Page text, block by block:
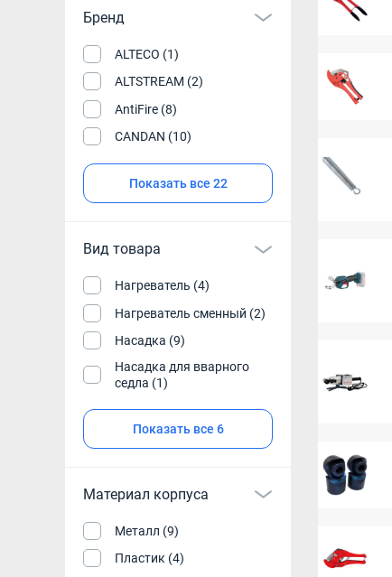
Бренд
ALTECO (1)
ALTSTREAM (2)
AntiFire (8)
CANDAN (10)
Показать все 22
Вид товара
Нагреватель (4)
Нагреватель сменный (2)
Насадка (9)
Насадка для вварного
седла (1)
Показать все 6
Материал корпуса
Металл (9)
Пластик (4)